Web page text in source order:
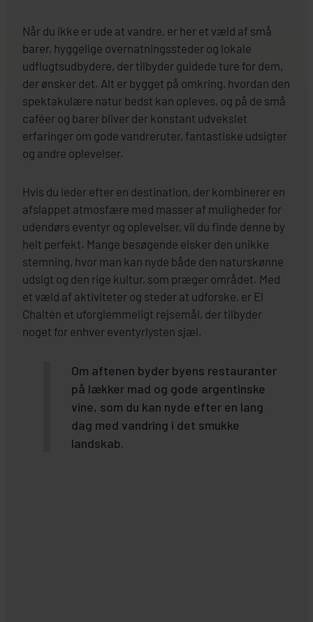
Når du ikke er ude at vandre, er her et væld af små
barer, hyggelige overnatningssteder og lokale
udflugtsudbydere, der tilbyder guidede ture for dem,
der ønsker det. Alt er bygget på omkring, hvordan den
spektakulære natur bedst kan opleves, og på de små
caféer og barer bliver der konstant udvekslet
erfaringer om gode vandreruter, fantastiske udsigter
og andre oplevelser.
Hvis du leder efter en destination, der kombinerer en
afslappet atmosfære med masser af muligheder for
udendørs eventyr og oplevelser, vil du finde denne by
helt perfekt. Mange besøgende elsker den unikke
stemning, hvor man kan nyde både den naturskønne
udsigt og den rige kultur, som præger området. Med
et væld af aktiviteter og steder at udforske, er El
Chaltén et uforglemmeligt rejsemål, der tilbyder
noget for enhver eventyrlysten sjæl.
Om aftenen byder byens restauranter
på lækker mad og gode argentinske
vine, som du kan nyde efter en lang
dag med vandring i det smukke
landskab.